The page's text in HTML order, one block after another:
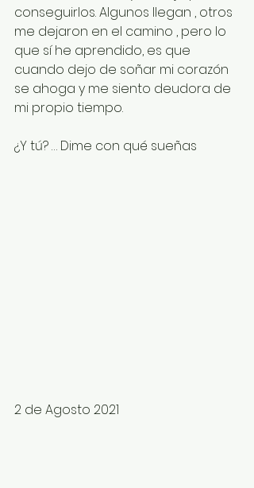
conseguirlos. Algunos llegan , otros
me dejaron en el camino , pero lo
que sí he aprendido, es que
cuando dejo de soñar mi corazón
se ahoga y me siento deudora de
mi propio tiempo.
¿Y tú? … Dime con qué sueñas
2 de Agosto 2021